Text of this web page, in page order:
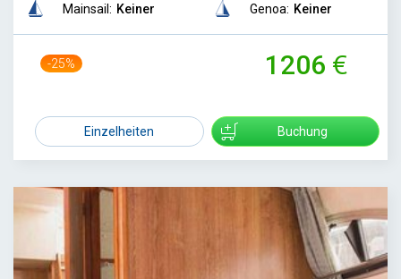
Mainsail: Keiner
Genoa: Keiner
-25% 1206
Einzelheiten Buchung